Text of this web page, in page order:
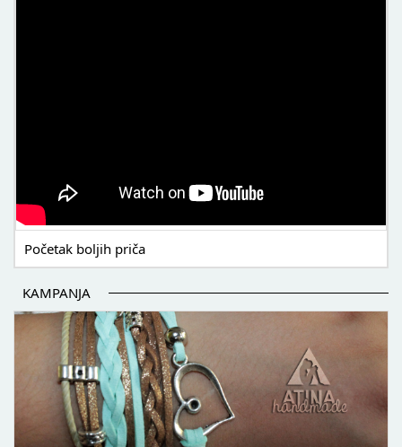
Početak boljih priča
KAMPANJA